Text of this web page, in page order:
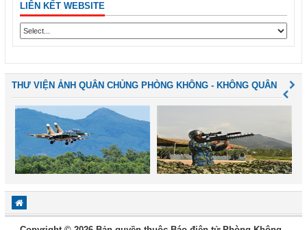
LIÊN KẾT WEBSITE
THƯ VIỆN ẢNH QUÂN CHỦNG PHÒNG KHÔNG - KHÔNG QUÂN